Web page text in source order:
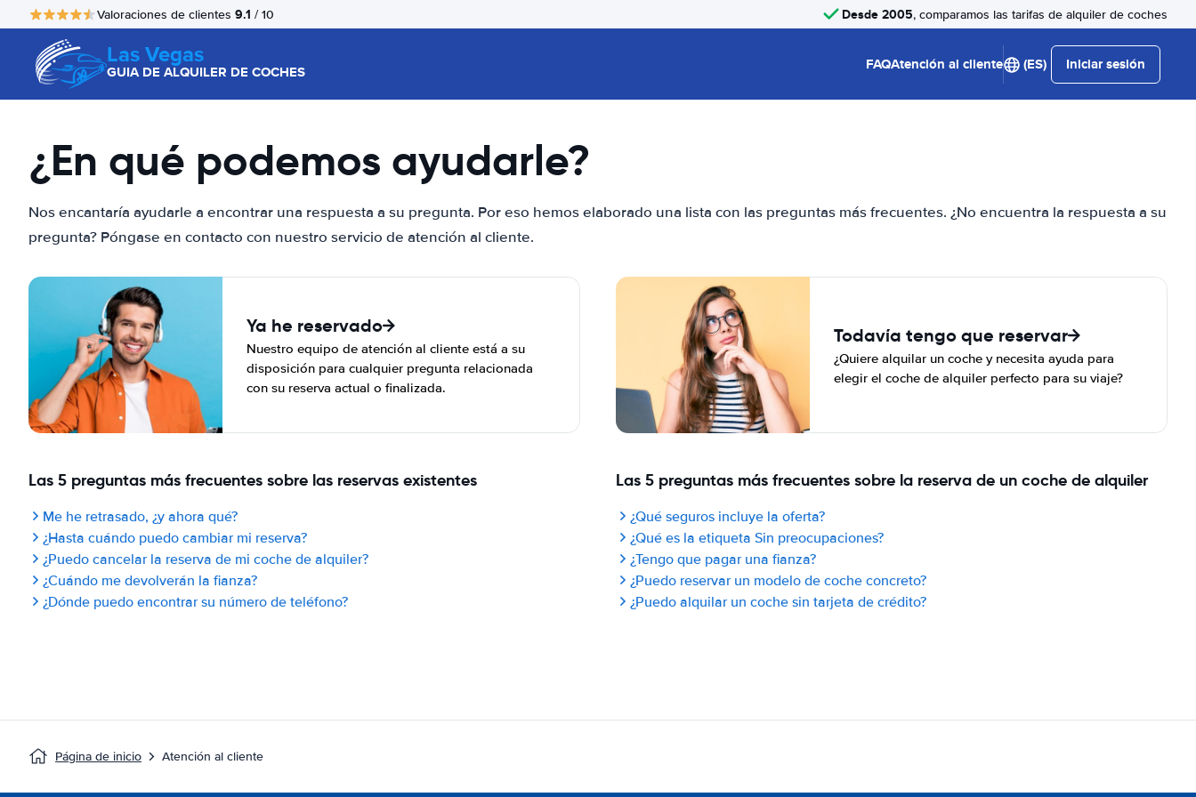
Valoraciones de clientes 9.1 / 10 Desde 2005, comparamos las tarifas de alquiler de coches
Las Vegas
GUIA DE ALQUILER DE COCHES FAQAtención al cliente (ES) Iniciar sesión
¿En qué podemos ayudarle?
Nos encantaría ayudarle a encontrar una respuesta a su pregunta. Por eso hemos elaborado una lista con las preguntas más frecuentes. ¿No encuentra la respuesta a su
pregunta? Póngase en contacto con nuestro servicio de atención al cliente.
Ya he reservado
Nuestro equipo de atención al cliente está a su
disposición para cualquier pregunta relacionada
con su reserva actual o finalizada.
Todavía tengo que reservar
¿Quiere alquilar un coche y necesita ayuda para
elegir el coche de alquiler perfecto para su viaje?
Las 5 preguntas más frecuentes sobre las reservas existentes
Me he retrasado, ¿y ahora qué?
¿Hasta cuándo puedo cambiar mi reserva?
¿Puedo cancelar la reserva de mi coche de alquiler?
¿Cuándo me devolverán la fianza?
¿Dónde puedo encontrar su número de teléfono?
Las 5 preguntas más frecuentes sobre la reserva de un coche de alquiler
¿Qué seguros incluye la oferta?
¿Qué es la etiqueta Sin preocupaciones?
¿Tengo que pagar una fianza?
¿Puedo reservar un modelo de coche concreto?
¿Puedo alquilar un coche sin tarjeta de crédito?
Página de inicio Atención al cliente